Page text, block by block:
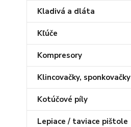
Kladivá a dláta
Kľúče
Kompresory
Klincovačky, sponkovačky
Kotúčové píly
Lepiace / taviace pištole